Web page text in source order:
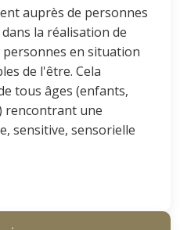
auprès de personnes
la réalisation de
en situation
de l'être. Cela
tous âges (enfants,
rencontrant une
sensitive, sensorielle